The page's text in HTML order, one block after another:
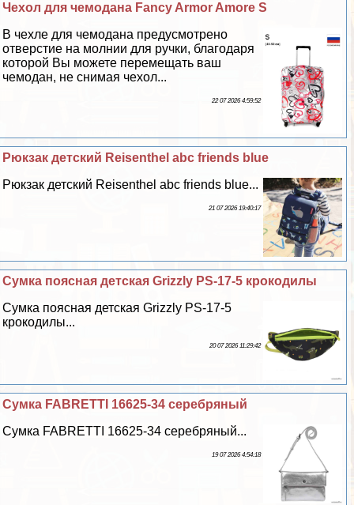
Чехол для чемодана Fancy Armor Amore S
В чехле для чемодана предусмотрено
отверстие на молнии для ручки, благодаря
которой Вы можете перемещать ваш
чемодан, не снимая чехол...
22 07 2026 4:59:52
Рюкзак детский Reisenthel abc friends blue
Рюкзак детский Reisenthel abc friends blue...
21 07 2026 19:40:17
Сумка поясная детская Grizzly PS-17-5 крокодилы
Сумка поясная детская Grizzly PS-17-5
крокодилы...
20 07 2026 11:29:42
Сумка FABRETTI 16625-34 серебряный
Сумка FABRETTI 16625-34 серебряный...
19 07 2026 4:54:18